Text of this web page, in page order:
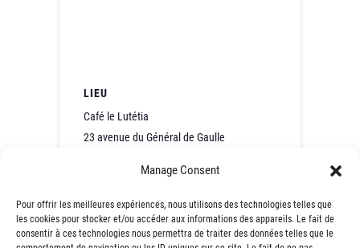
Manage Consent
Pour offrir les meilleures expériences, nous utilisons des technologies telles que
les cookies pour stocker et/ou accéder aux informations des appareils. Le fait de
consentir à ces technologies nous permettra de traiter des données telles que le
LIEU
Café le Lutétia
23 avenue du Général de Gaulle
274e Café Contact de
l’Emploi – Mulhouse (68)
276e Café Contact
de l’Emploi – Cernay